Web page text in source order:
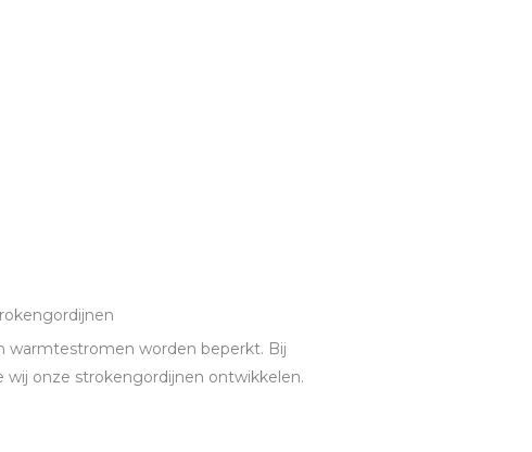
warmtestromen worden beperkt. Bij
onze strokengordijnen ontwikkelen.